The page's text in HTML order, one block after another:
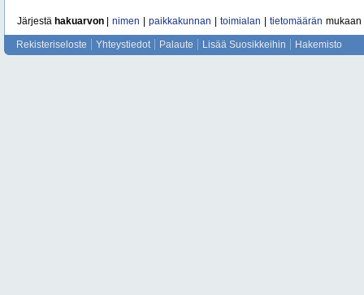
Järjestä hakuarvon nimen paikkakunnan toimialan tietomäärän mukaan
Rekisteriseloste Yhteystiedot Palaute Lisää Suosikkeihin Hakemisto